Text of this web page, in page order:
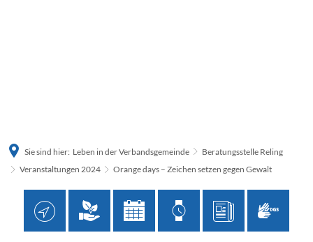
Sie sind hier: Leben in der Verbandsgemeinde
Beratungsstelle Reling
Veranstaltungen 2024
Orange days – Zeichen setzen gegen Gewalt